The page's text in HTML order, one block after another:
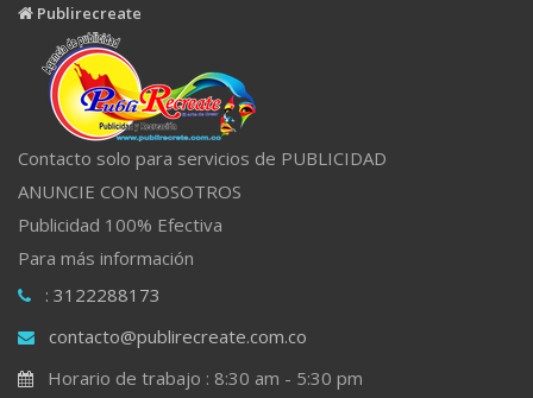
Publirecreate
Contacto solo para servicios de PUBLICIDAD
ANUNCIE CON NOSOTROS
Publicidad 100% Efectiva
Para más información
: 3122288173
contacto@publirecreate.com.co
Horario de trabajo : 8:30 am - 5:30 pm